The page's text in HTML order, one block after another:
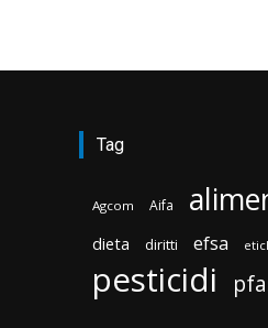
Tag
Agcom Aifa
dieta diritti efsa
pesticidi